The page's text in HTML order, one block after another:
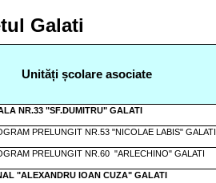
Galati
Unități școlare asociate
NR.33 "SF.DUMITRU" GALATI
PRELUNGIT NR.53 "NICOLAE LABIS" GALATI
PRELUNGIT NR.60 "ARLECHINO" GALATI
"ALEXANDRU IOAN CUZA" GALATI